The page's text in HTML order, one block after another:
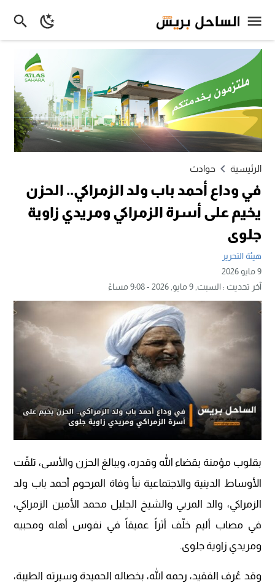
الرئيسية حوادث
في وداع أحمد باب ولد الزمراكي.. الحزن
يخيم على أسرة الزمراكي ومريدي زاوية
جلوى
هيئة التحرير
9 مايو 2026
آخر تحديث :السبت, 9 مايو, 2026 - 9:08 مساءً
بقلوب مؤمنة بقضاء الله وقدره، وببالغ الحزن والأسى، تلقّت
الأوساط الدينية والاجتماعية نبأ وفاة المرحوم أحمد باب ولد
الزمراكي، والد المربي والشيخ الجليل محمد الأمين الزمراكي،
في مصاب أليم خلّف أثراً عميقاً في نفوس أهله ومحبيه
ومريدي زاوية جلوى.
وقد عُرف الفقيد، رحمه الله، بخصاله الحميدة وسيرته الطيبة،